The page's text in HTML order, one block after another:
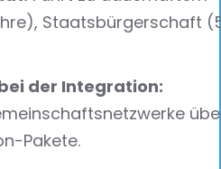
Staatsbürgerschaft
der Integration:
Pakete.